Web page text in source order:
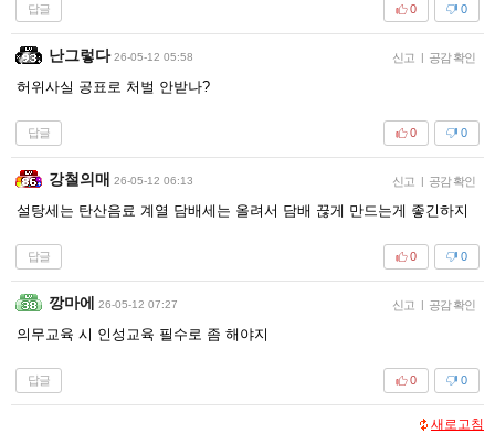
답글 0
0
난그렇다 26-05-12 05:58 신고 | 공감 확인
허위사실 공표로 처벌 안받나?
답글 0
0
강철의매 26-05-12 06:13 신고 | 공감 확인
설탕세는 탄산음료 계열 담배세는 올려서 담배 끊게 만드는게 좋긴하지
답글 0
0
깡마에 26-05-12 07:27 신고 | 공감 확인
의무교육 시 인성교육 필수로 좀 해야지
답글 0
0
새로고침